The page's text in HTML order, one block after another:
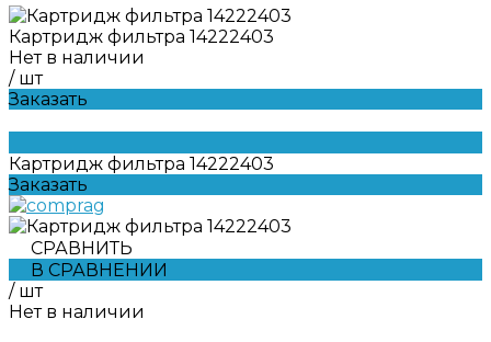
Картридж фильтра 14222403
Нет в наличии
/ шт
Заказать
Картридж фильтра 14222403
Заказать
СРАВНИТЬ
В СРАВНЕНИИ
/ шт
Нет в наличии